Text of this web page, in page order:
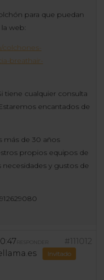
para que puedan
web:
colchones-
breathair-
tiene cualquier consulta
encantados de
más de 30 años
propios equipos de
y gustos de
912629080
#111012
RESPONDER
Invitado